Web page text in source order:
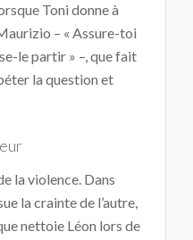
Toni donne à
– « Assure-toi
le partir » –, que fait
la question et
la violence. Dans
la crainte de l’autre,
nettoie Léon lors de